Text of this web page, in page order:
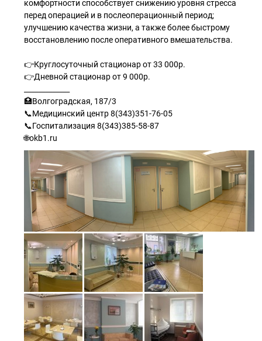
комфортности способствует снижению уровня стресса
перед операцией и в послеоперационный период;
улучшению качества жизни, а также более быстрому
восстановлению после оперативного вмешательства.
👉Круглосуточный стационар от 33 000р.
👉Дневной стационар от 9 000р.
🏥Волгоградская, 187/3
📞Медицинский центр 8(343)351-76-05
📞Госпитализация 8(343)385-58-87
🌐okb1.ru